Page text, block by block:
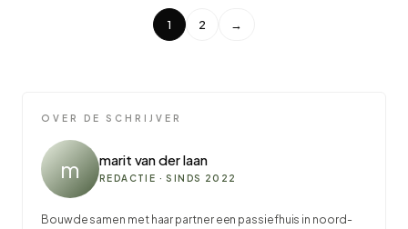
1 2 →
OVER DE SCHRIJVER
m marit van der laan
REDACTIE · SINDS 2022
Bouwde samen met haar partner een passiefhuis in noord-